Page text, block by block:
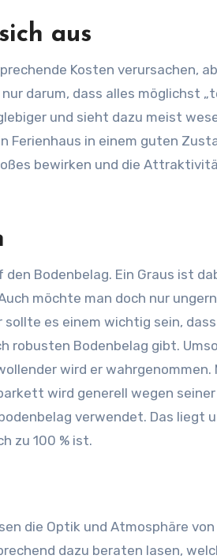
aus
Kosten verursachen,
darum, dass alles möglichst
und sieht dazu meist
Ferienhaus in einem guten
bewirken und die
Bodenbelag. Ein Graus ist
möchte man doch nur
es einem wichtig sein,
robusten Bodenbelag gibt.
wird er wahrgenommen.
wird generell wegen
verwendet. Das liegt
zu 100 % ist.
die Optik und Atmosphäre von
dazu beraten lasen,